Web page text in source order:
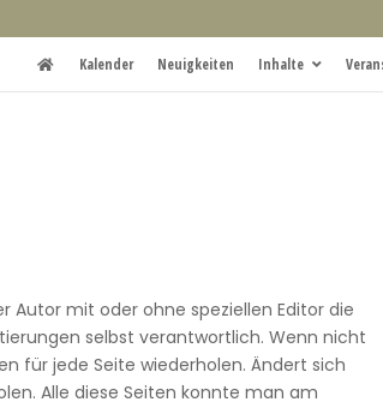
Kalender Neuigkeiten Inhalte
Autor mit oder ohne speziellen Editor die
selbst verantwortlich. Wenn nicht
für jede Seite wiederholen. Ändert sich
Alle diese Seiten konnte man am